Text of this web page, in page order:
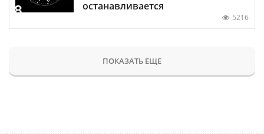
останавливается
5216
ПОКАЗАТЬ ЕЩЕ